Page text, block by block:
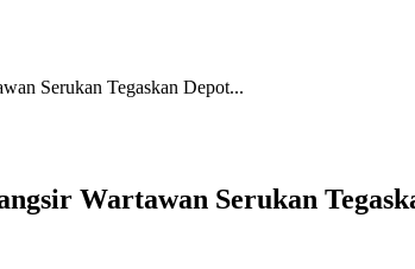
Serukan Tegaskan Depot...
Wartawan Serukan